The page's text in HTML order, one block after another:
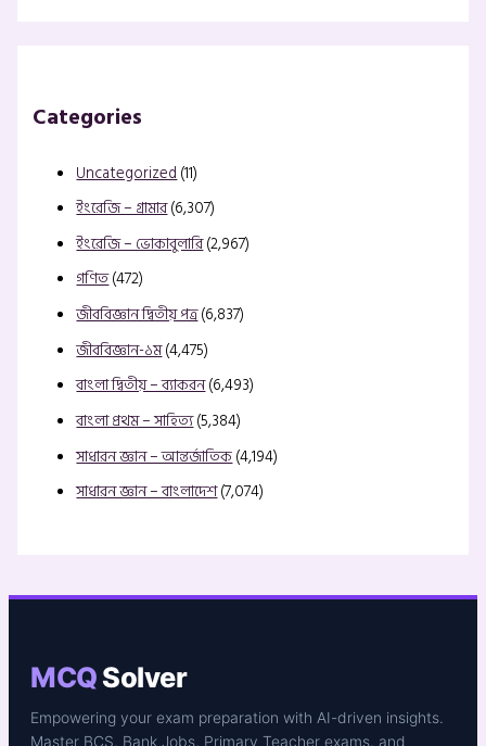
Categories
Uncategorized (11)
ইংরেজি – গ্রামার(6,307)
ইংরেজি – ভোকাবুলারি(2,967)
গণিত(472)
জীববিজ্ঞান দ্বিতীয় পত্র(6,837)
জীববিজ্ঞান-১ম(4,475)
বাংলা দ্বিতীয় – ব্যাকরন(6,493)
বাংলা প্রথম – সাহিত্য(5,384)
সাধারন জ্ঞান – আন্তর্জাতিক(4,194)
সাধারন জ্ঞান – বাংলাদেশ(7,074)
MCQSolver
Empowering your exam preparation with AI-driven insights.
Master BCS, Bank Jobs, Primary Teacher exams, and